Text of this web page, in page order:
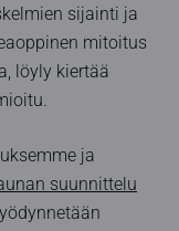
sijainti ja
mitoitus
löyly kiertää
ja
suunnittelu